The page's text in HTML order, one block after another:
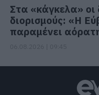
Στα «κάγκελα» οι
διορισμούς: «Η
παραμένει